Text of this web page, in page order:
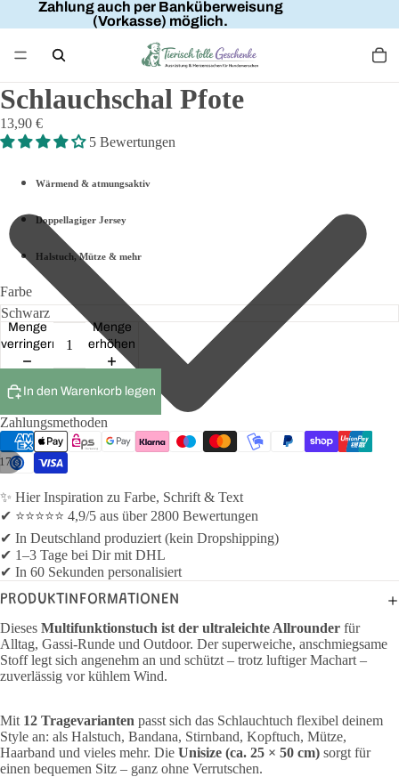
Zahlung auch per Banküberweisung
(Vorkasse) möglich.
Schlauchschal Pfote
13,90 €
5 Bewertungen
Wärmend & atmungsaktiv
Doppellagiger Jersey
Halstuch, Mütze & mehr
Farbe
Menge
verringern
Menge
erhöhen
In den Warenkorb legen
Zahlungsmethoden
✨ Hier Inspiration zu Farbe, Schrift & Text
✔ ⭐⭐⭐⭐⭐ 4,9/5 aus über 2800 Bewertungen
✔ In Deutschland produziert (kein Dropshipping)
✔ 1–3 Tage bei Dir mit DHL
✔ In 60 Sekunden personalisiert
PRODUKTINFORMATIONEN
Dieses Multifunktionstuch ist der ultraleichte Allrounder für
Alltag, Gassi-Runde und Outdoor. Der superweiche, anschmiegsame
Stoff legt sich angenehm an und schützt – trotz luftiger Machart –
zuverlässig vor kühlem Wind.
Mit 12 Tragevarianten passt sich das Schlauchtuch flexibel deinem
Style an: als Halstuch, Bandana, Stirnband, Kopftuch, Mütze,
Haarband und vieles mehr. Die Unisize (ca. 25 × 50 cm) sorgt für
einen bequemen Sitz – ganz ohne Verrutschen.